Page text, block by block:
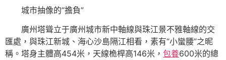
城市抽像的“擔負”
廣州塔聳立于廣州城市新中軸線與珠江景不雅軸線的交
匯處，與珠江新城、海心沙島隔江相看，素有“小蠻腰”之昵
稱。塔身主體高454米，天線桅桿高146米， 包養600米的總